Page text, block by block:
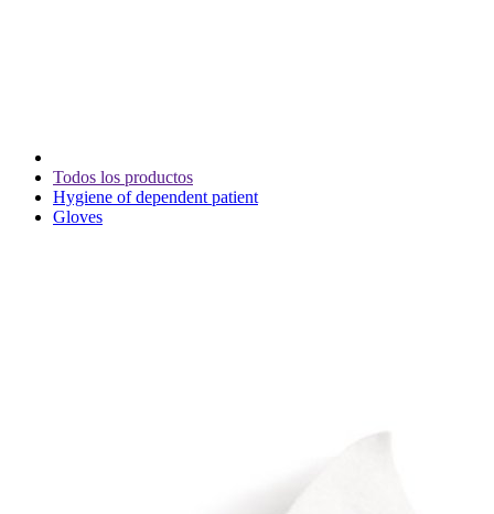
Todos los productos
Hygiene of dependent patient
Gloves